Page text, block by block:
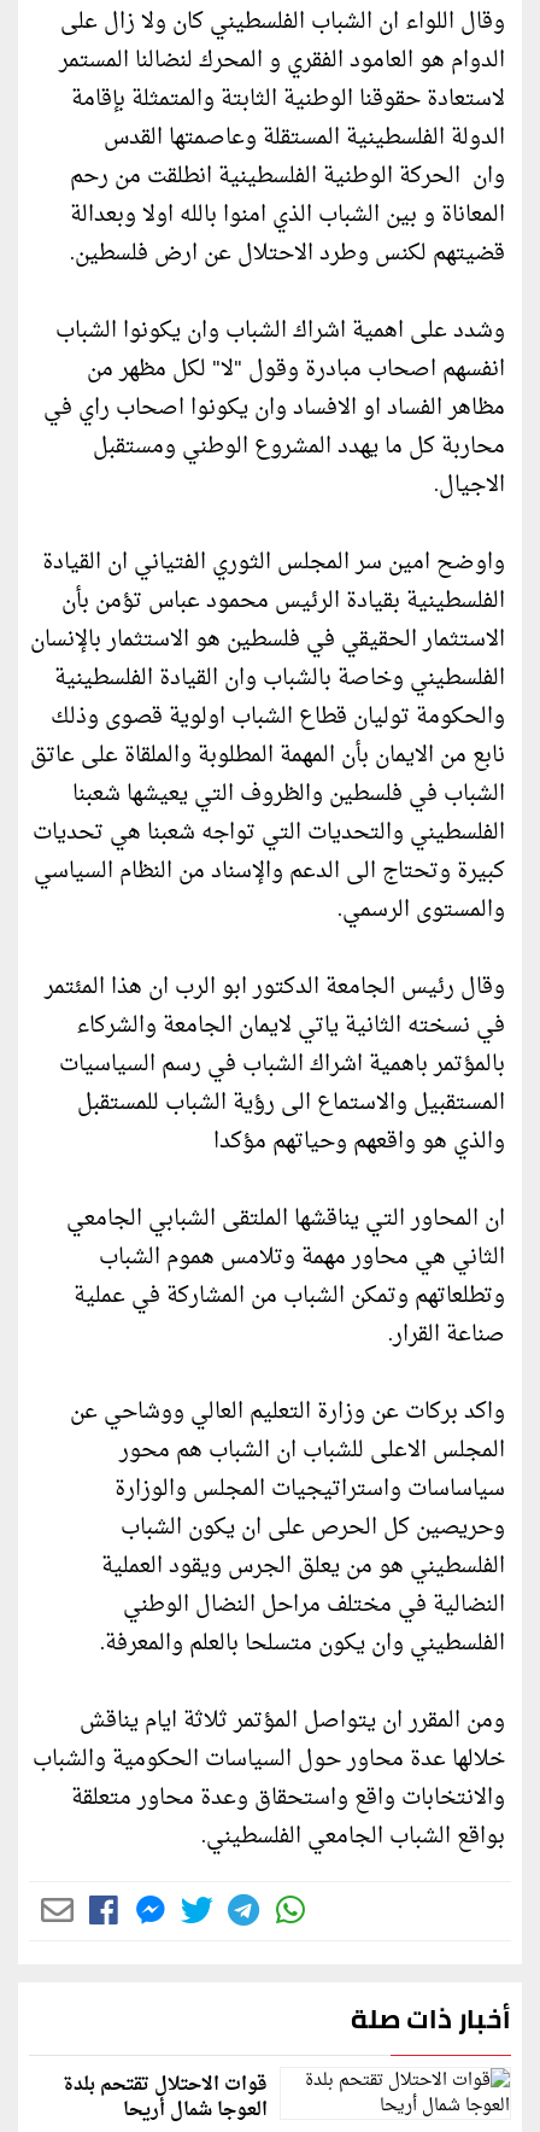
وقال اللواء ان الشباب الفلسطيني كان ولا زال على
الدوام هو العامود الفقري و المحرك لنضالنا المستمر
لاستعادة حقوقنا الوطنية الثابتة والمتمثلة بإقامة
الدولة الفلسطينية المستقلة وعاصمتها القدس
وان الحركة الوطنية الفلسطينية انطلقت من رحم
المعاناة و بين الشباب الذي امنوا بالله اولا وبعدالة
قضيتهم لكنس وطرد الاحتلال عن ارض فلسطين.
وشدد على اهمية اشراك الشباب وان يكونوا الشباب
انفسهم اصحاب مبادرة وقول "لا" لكل مظهر من
مظاهر الفساد او الافساد وان يكونوا اصحاب راي في
محاربة كل ما يهدد المشروع الوطني ومستقبل
الاجيال.
واوضح امين سر المجلس الثوري الفتياني ان القيادة
الفلسطينية بقيادة الرئيس محمود عباس تؤمن بأن
الاستثمار الحقيقي في فلسطين هو الاستثمار بالإنسان
الفلسطيني وخاصة بالشباب وان القيادة الفلسطينية
والحكومة توليان قطاع الشباب اولوية قصوى وذلك
نابع من الايمان بأن المهمة المطلوبة والملقاة على عاتق
الشباب في فلسطين والظروف التي يعيشها شعبنا
الفلسطيني والتحديات التي تواجه شعبنا هي تحديات
كبيرة وتحتاج الى الدعم والإسناد من النظام السياسي
والمستوى الرسمي.
وقال رئيس الجامعة الدكتور ابو الرب ان هذا المئتمر
في نسخته الثانية ياتي لايمان الجامعة والشركاء
بالمؤتمر باهمية اشراك الشباب في رسم السياسيات
المستقبيل والاستماع الى رؤية الشباب للمستقبل
والذي هو واقعهم وحياتهم مؤكدا
ان المحاور التي يناقشها الملتقى الشبابي الجامعي
الثاني هي محاور مهمة وتلامس هموم الشباب
وتطلعاتهم وتمكن الشباب من المشاركة في عملية
صناعة القرار.
واكد بركات عن وزارة التعليم العالي ووشاحي عن
المجلس الاعلى للشباب ان الشباب هم محور
سياساسات واستراتيجيات المجلس والوزارة
وحريصين كل الحرص على ان يكون الشباب
الفلسطيني هو من يعلق الجرس ويقود العملية
النضالية في مختلف مراحل النضال الوطني
الفلسطيني وان يكون متسلحا بالعلم والمعرفة.
ومن المقرر ان يتواصل المؤتمر ثلاثة ايام يناقش
خلالها عدة محاور حول السياسات الحكومية والشباب
والانتخابات واقع واستحقاق وعدة محاور متعلقة
بواقع الشباب الجامعي الفلسطيني.
أخبار ذات صلة
قوات الاحتلال تقتحم بلدة
العوجا شمال أريحا